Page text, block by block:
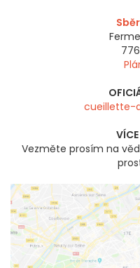
cueillette-
Vezměte prosím na